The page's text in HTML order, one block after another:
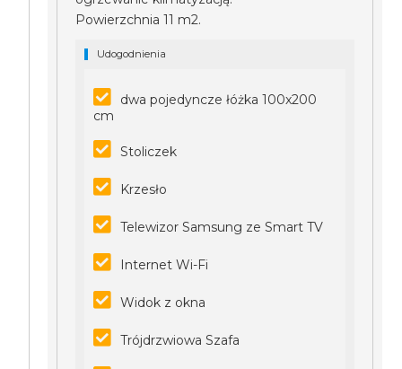
Powierzchnia 11 m2.
Udogodnienia
dwa pojedyncze łóżka 100x200
cm
Stoliczek
Krzesło
Telewizor Samsung ze Smart TV
Internet Wi-Fi
Widok z okna
Trójdrzwiowa Szafa